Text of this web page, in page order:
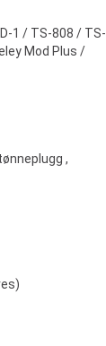
1 / TS-808 / TS-
Mod Plus /
,